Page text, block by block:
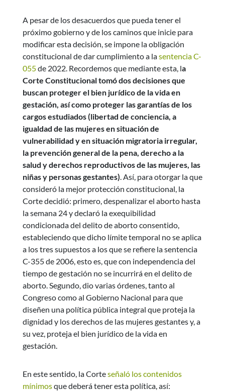
A pesar de los desacuerdos que pueda tener el
próximo gobierno y de los caminos que inicie para
modificar esta decisión, se impone la obligación
constitucional de dar cumplimiento a lasentencia C-
055de 2022. Recordemos que mediante esta, la
Corte Constitucional tomó dos decisiones que
buscan proteger el bien jurídico de la vida en
gestación, así como proteger las garantías de los
cargos estudiados (libertad de conciencia, a
igualdad de las mujeres en situación de
vulnerabilidad y en situación migratoria irregular,
la prevención general de la pena, derecho a la
salud y derechos reproductivos de las mujeres, las
niñas y personas gestantes). Así, para otorgar la que
consideró la mejor protección constitucional, la
Corte decidió: primero, despenalizar el aborto hasta
la semana 24 y declaró la exequibilidad
condicionada del delito de aborto consentido,
estableciendo que dicho límite temporal no se aplica
a los tres supuestos a los que se refiere la sentencia
C-355 de 2006, esto es, que con independencia del
tiempo de gestación no se incurrirá en el delito de
aborto. Segundo, dio varias órdenes, tanto al
Congreso como al Gobierno Nacional para que
diseñen una política pública integral que proteja la
dignidad y los derechos de las mujeres gestantes y, a
su vez, proteja el bien jurídico de la vida en
gestación.
En este sentido, la Corteseñaló los contenidos
mínimosque deberá tener esta política, así: